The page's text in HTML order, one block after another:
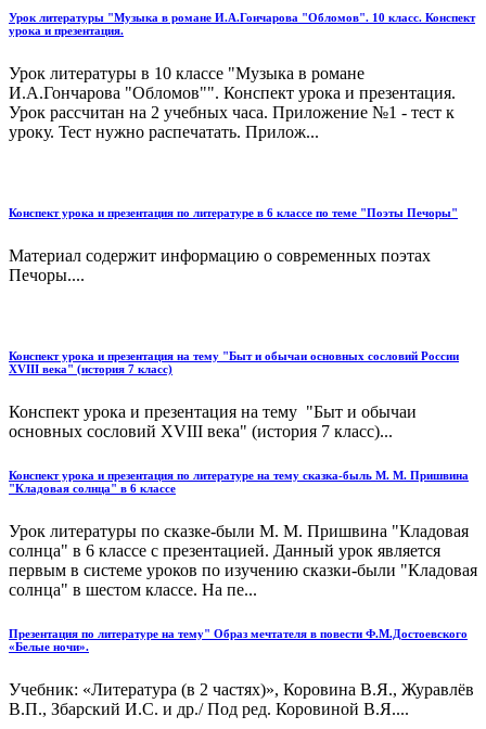
Урок литературы "Музыка в романе И.А.Гончарова "Обломов". 10 класс. Конспект
урока и презентация.
Урок литературы в 10 классе "Музыка в романе
И.А.Гончарова "Обломов"". Конспект урока и презентация.
Урок рассчитан на 2 учебных часа. Приложение №1 - тест к
уроку. Тест нужно распечатать. Прилож...
Конспект урока и презентация по литературе в 6 классе по теме "Поэты Печоры"
Материал содержит информацию о современных поэтах
Печоры....
Конспект урока и презентация на тему "Быт и обычаи основных сословий России
ХVIII века" (история 7 класс)
Конспект урока и презентация на тему "Быт и обычаи
основных сословий ХVIII века" (история 7 класс)...
Конспект урока и презентация по литературе на тему сказка-быль М. М. Пришвина
"Кладовая солнца" в 6 классе
Урок литературы по сказке-были М. М. Пришвина "Кладовая
солнца" в 6 классе с презентацией. Данный урок является
первым в системе уроков по изучению сказки-были "Кладовая
солнца" в шестом классе. На пе...
Презентация по литературе на тему" Образ мечтателя в повести Ф.М.Достоевского
«Белые ночи».
Учебник: «Литература (в 2 частях)», Коровина В.Я., Журавлёв
В.П., Збарский И.С. и др./ Под ред. Коровиной В.Я....